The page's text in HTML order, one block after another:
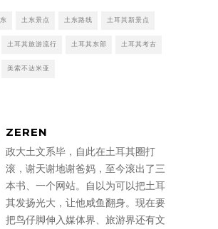
土东景点 土东路线 土耳其新景点
土耳其旅游流行 土耳其东部 土耳其考古
美索不达米亚
ZEREN
政大土文系毕，自此在土耳其圈打
滚，谢天谢地谢爸妈，至今滚出了三
本书、一个网站。自以为可以把土耳
其发扬光大，让他咸鱼翻身。现在要
把鸟仔脚伸入媒体界、旅游界还有文